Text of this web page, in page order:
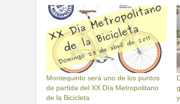
Montequinto será uno de los puntos
de partida del XX Día Metropolitano
de la Bicicleta